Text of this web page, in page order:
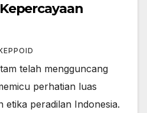
telah mengguncang
perhatian luas
etika peradilan Indonesia.